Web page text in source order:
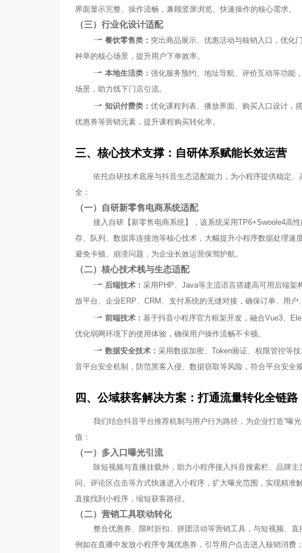
技术驱动的
界面显示完整、操作流畅，兼顾竖屏浏览、快速操作的核心需求。
（三）行业化设计适配
餐饮零售类： 突出商品展示、优惠活动与核销入口，优化
种草的核心场景，提升用户下单效率。
本地生活类： 强化服务预约、地址导航、评价互动等功能
场景，助力线下门店引流。
知识付费类： 优化课程列表、播放界面、购买入口设计，
优惠券等营销元素，提升课程购买转化率。
三、核心技术支撑：自研体系赋能长效运营
依托自研技术底座与抖音生态适配能力，为小程序提供稳定
全：
（一）自研新零售电商系统适配
接入自研【新零售电商系统】，该系统采用TP6+Swoole4高
存、队列、数据库连接池等核心技术，大幅提升小程序数据处理速
避免卡顿、崩溃问题，为企业长效运营保驾护航。
（二）核心技术栈与生态适配
后端技术： 采用PHP、Java等主流语言搭建高可用后端架
放平台、企业ERP、CRM、支付系统的无缝对接，确保订单、用户
前端技术： 基于抖音小程序官方框架开发，融合Vue3、
优化弱网环境下的使用体验，确保用户操作流畅不卡顿。
数据安全技术： 采用数据加密、Token验证、权限管控等
音平台安全机制，防范黑客入侵、数据窃取等风险，符合平台安全规
四、公域获客解决方案：打通流量转化全链路
我们结合抖音平台推荐机制与用户行为路径，为企业打造“曝
值：
（一）多入口曝光引流
除短视频与直播挂载外，助力小程序接入抖音搜索栏、品牌
问、评论区点击等方式快速进入小程序，扩大曝光范围，实现精
直接找到小程序，缩短获客路径。
（二）营销工具联动转化
整合优惠券、限时折扣、拼团活动等营销工具，与短视频、
例如在直播中发放小程序专属优惠券，引导用户点击进入核销消费